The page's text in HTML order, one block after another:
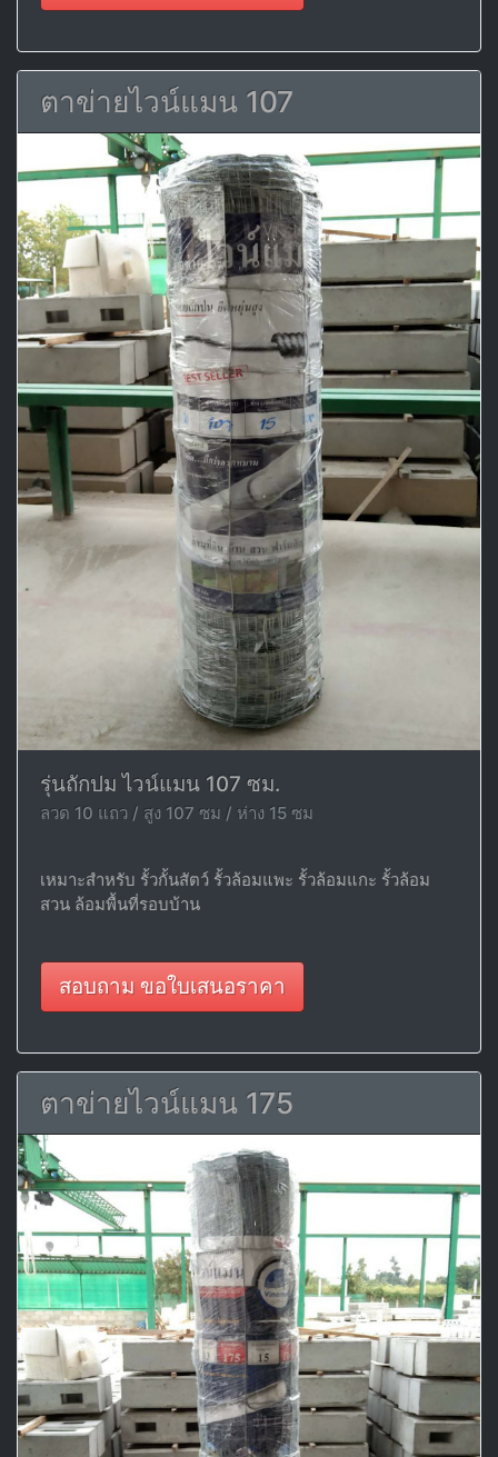
ตาข่ายไวน์แมน 107
รุ่นถักปม ไวน์แมน 107 ซม.
ลวด 10 แถว / สูง 107 ซม / ห่าง 15 ซม
เหมาะสำหรับ รั้วกั้นสัตว์ รั้วล้อมแพะ รั้วล้อมแกะ รั้วล้อม
สวน ล้อมพื้นที่รอบบ้าน
สอบถาม ขอใบเสนอราคา
ตาข่ายไวน์แมน 175